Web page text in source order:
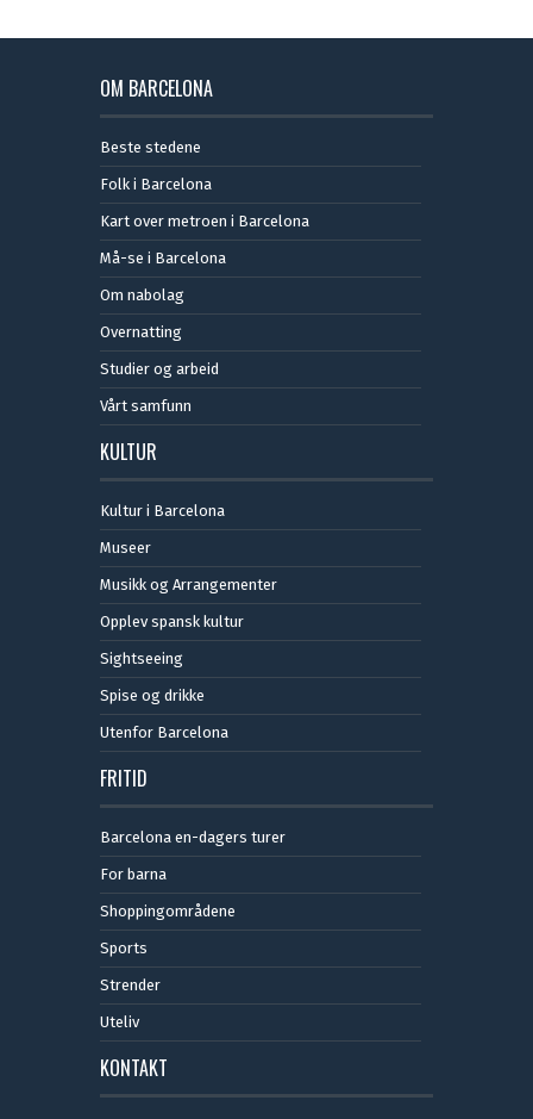
OM BARCELONA
Beste stedene
Folk i Barcelona
Kart over metroen i Barcelona
Må-se i Barcelona
Om nabolag
Overnatting
Studier og arbeid
Vårt samfunn
KULTUR
Kultur i Barcelona
Museer
Musikk og Arrangementer
Opplev spansk kultur
Sightseeing
Spise og drikke
Utenfor Barcelona
FRITID
Barcelona en-dagers turer
For barna
Shoppingområdene
Sports
Strender
Uteliv
KONTAKT